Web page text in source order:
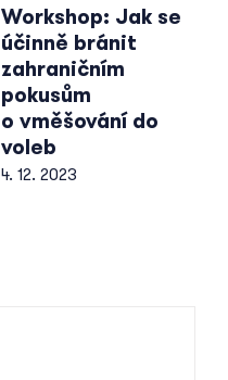
Workshop: Jak se
účinně bránit
zahraničním
pokusům
o vměšování do
voleb
4. 12. 2023